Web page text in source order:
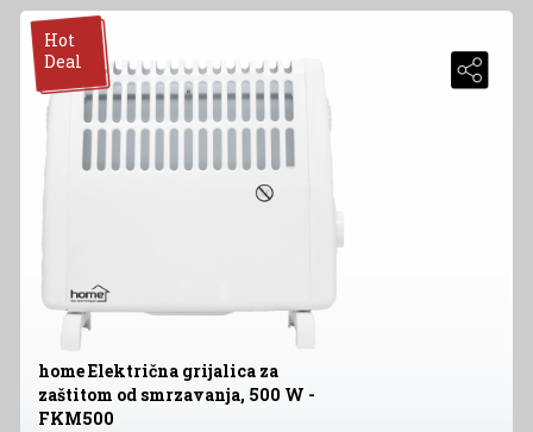
Hot
Deal
home Električna grijalica za
zaštitom od smrzavanja, 500 W -
FKM500